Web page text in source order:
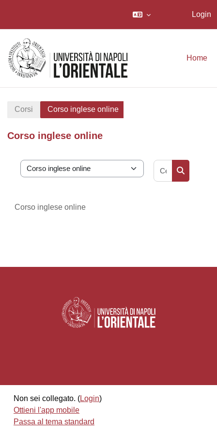
Login
Home
Corsi Corso inglese online
Corso inglese online
Categorie di corso
Cerca corsi
Corso inglese online
Non sei collegato. (Login)
Ottieni l'app mobile
Passa al tema standard